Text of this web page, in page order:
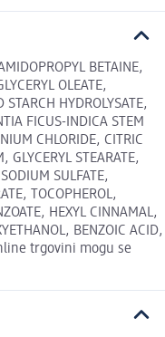
BETAINE,
OLEATE,
HYDROLYSATE,
FICUS-INDICA STEM
CHLORIDE, CITRIC
GLYCERYL STEARATE,
SULFATE,
TOCOPHEROL,
HEXYL CINNAMAL,
BENZOIC ACID,
trgovini mogu se